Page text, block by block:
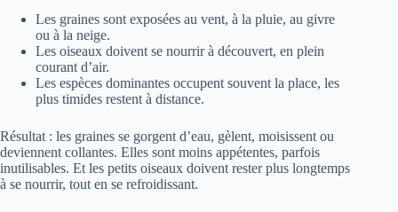
Les graines sont exposées au vent, à la pluie, au givre
ou à la neige.
Les oiseaux doivent se nourrir à découvert, en plein
courant d’air.
Les espèces dominantes occupent souvent la place, les
plus timides restent à distance.
Résultat : les graines se gorgent d’eau, gèlent, moisissent ou
deviennent collantes. Elles sont moins appétentes, parfois
inutilisables. Et les petits oiseaux doivent rester plus longtemps
à se nourrir, tout en se refroidissant.